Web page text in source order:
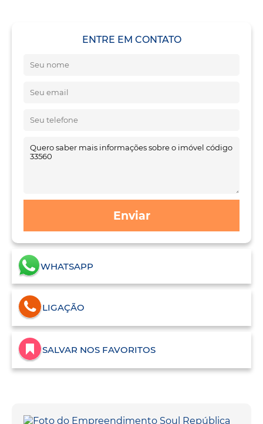
ENTRE EM CONTATO
Enviar
WHATSAPP
LIGAÇÃO
SALVAR NOS FAVORITOS